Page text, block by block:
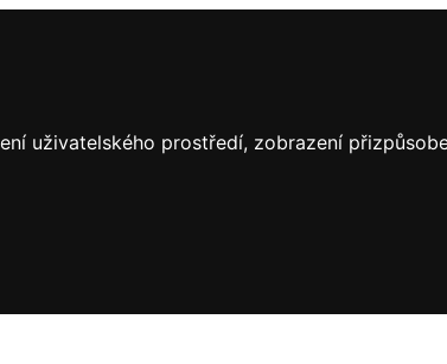
uživatelského prostředí, zobrazení